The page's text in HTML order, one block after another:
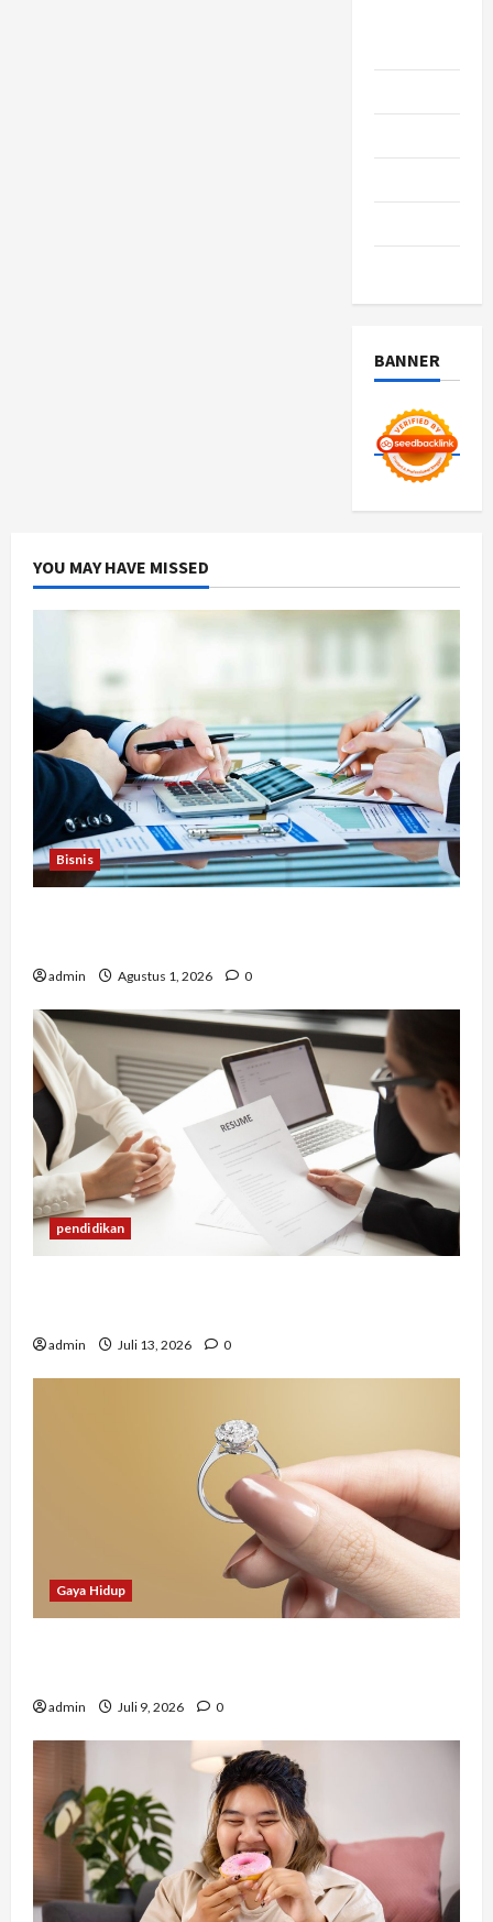
BANNER
YOU MAY HAVE MISSED
Bisnis
admin Agustus 1, 2026 0
pendidikan
admin Juli 13, 2026 0
Gaya Hidup
admin Juli 9, 2026 0